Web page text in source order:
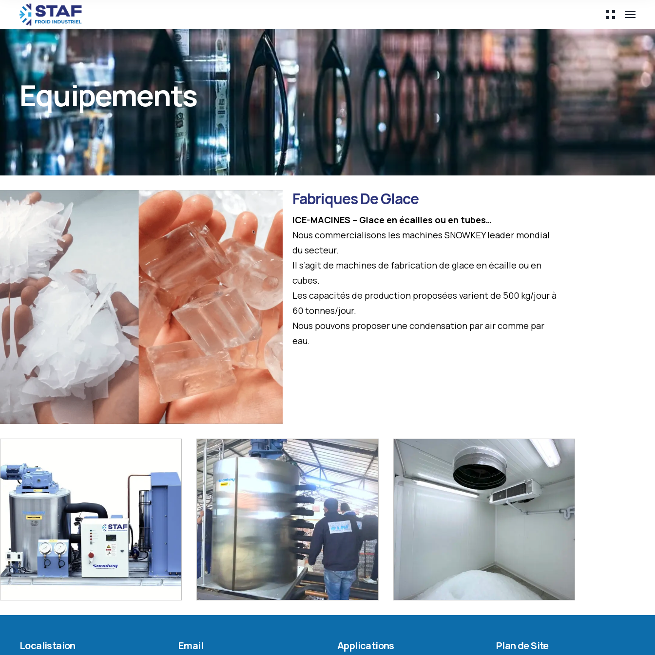
Equipements
Fabriques De Glace
ICE-MACINES – Glace en écailles ou en tubes…
Nous commercialisons les machines SNOWKEY leader mondial
du secteur.
Il s’agit de machines de fabrication de glace en écaille ou en
cubes.
Les capacités de production proposées varient de 500 kg/jour à
60 tonnes/jour.
Nous pouvons proposer une condensation par air comme par
eau.
Localistaion Email Applications Plan de Site